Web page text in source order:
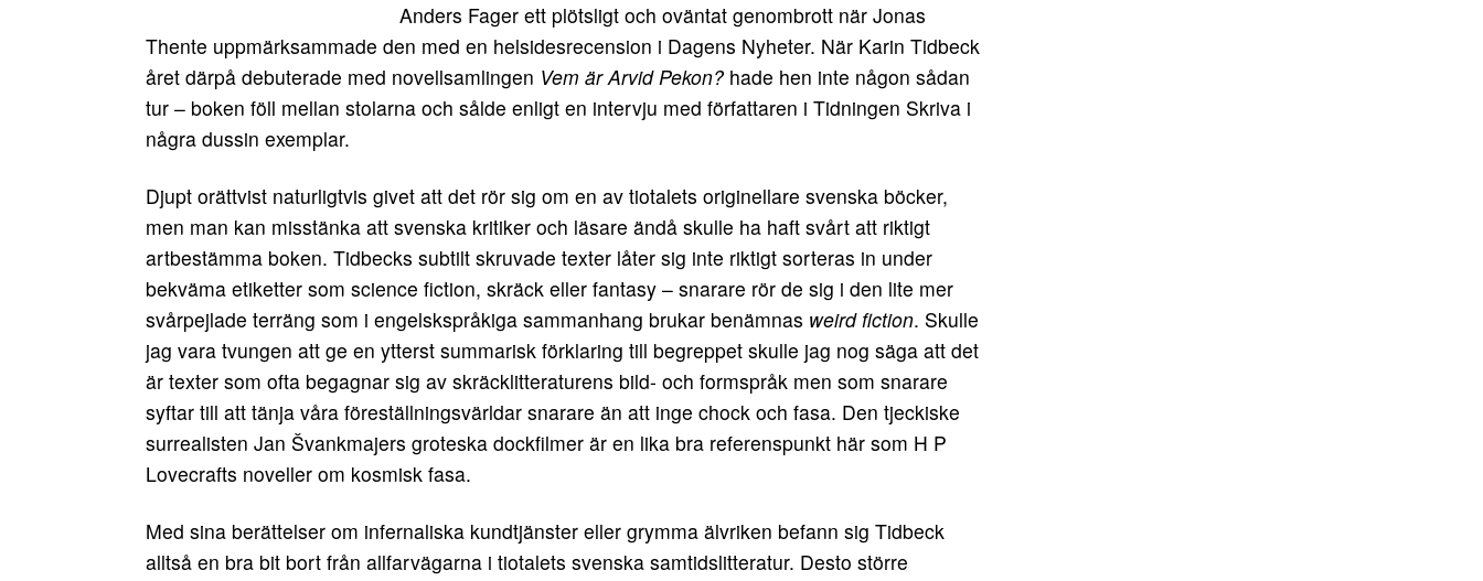
Anders Fager ett plötsligt och oväntat genombrott när Jonas
Thente uppmärksammade den med en helsidesrecension i Dagens Nyheter. När Karin Tidbeck
året därpå debuterade med novellsamlingen Vem är Arvid Pekon? hade hen inte någon sådan
tur – boken föll mellan stolarna och sålde enligt en intervju med författaren i Tidningen Skriva i
några dussin exemplar.
Djupt orättvist naturligtvis givet att det rör sig om en av tiotalets originellare svenska böcker,
men man kan misstänka att svenska kritiker och läsare ändå skulle ha haft svårt att riktigt
artbestämma boken. Tidbecks subtilt skruvade texter låter sig inte riktigt sorteras in under
bekväma etiketter som science fiction, skräck eller fantasy – snarare rör de sig i den lite mer
svårpejlade terräng som i engelskspråkiga sammanhang brukar benämnas weird fiction. Skulle
jag vara tvungen att ge en ytterst summarisk förklaring till begreppet skulle jag nog säga att det
är texter som ofta begagnar sig av skräcklitteraturens bild- och formspråk men som snarare
syftar till att tänja våra föreställningsvärldar snarare än att inge chock och fasa. Den tjeckiske
surrealisten Jan Švankmajers groteska dockfilmer är en lika bra referenspunkt här som H P
Lovecrafts noveller om kosmisk fasa.
Med sina berättelser om infernaliska kundtjänster eller grymma älvriken befann sig Tidbeck
alltså en bra bit bort från allfarvägarna i tiotalets svenska samtidslitteratur. Desto större